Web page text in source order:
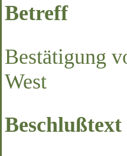
Betreff
Bestätigung
West
Beschlußtext